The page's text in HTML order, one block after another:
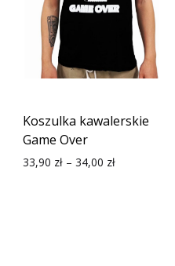
Koszulka kawalerskie
Game Over
33,90 zł – 34,00 zł